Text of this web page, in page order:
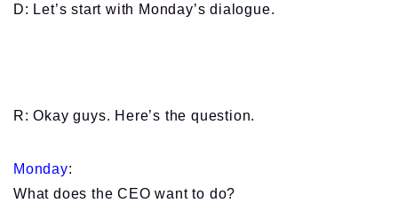
D: Let’s start with Monday’s dialogue.
R: Okay guys. Here’s the question.
Monday:
What does the CEO want to do?